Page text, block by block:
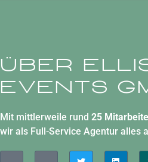
Über
EVENTS
Mit mittlerweile rund 25
wir als Full-Service Agentur alles